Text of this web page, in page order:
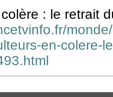
: le retrait
en-colere-